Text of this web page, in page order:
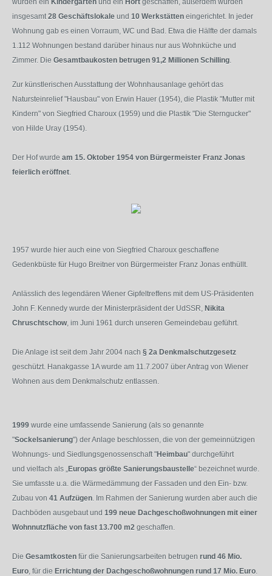
wurden ein Kindergarten und ein Hort geschaffen, außerdem wurden
insgesamt28 Geschäftslokale und 10 Werkstätten eingerichtet. In jeder
Wohnung gab es einen Vorraum, WC und Bad. Etwa die Hälfte der damals
1.112 Wohnungen bestand darüber hinaus nur aus Wohnküche und
Zimmer. Die Gesamtbaukosten betrugen 91,2 Millionen Schilling.
Zur künstlerischen Ausstattung der Wohnhausanlage gehört das
Natursteinrelief "Hausbau" von Erwin Hauer (1954), die Plastik "Mutter mit
Kindern" von Siegfried Charoux (1959) und die Plastik "Die Sterngucker"
von Hilde Uray (1954).
Der Hof wurde am 15. Oktober 1954 von Bürgermeister Franz Jonas
feierlich eröffnet.
1957 wurde hier auch eine von Siegfried Charoux geschaffene
Gedenkbüste für Hugo Breitner von Bürgermeister Franz Jonas enthüllt.
Anlässlich des legendären Wiener Gipfeltreffens mit dem US-Präsidenten
John F. Kennedy wurde der Ministerpräsident der UdSSR, Nikita
Chruschtschow, im Juni 1961 durch unseren Gemeindebau geführt.
Die Anlage ist seit dem Jahr 2004 nach § 2a Denkmalschutzgesetz
geschützt. Hanakgasse 1A wurde am 11.7.2007 über Antrag von Wiener
Wohnen aus dem Denkmalschutz entlassen.
1999 wurde eine umfassende Sanierung (als so genannte
"Sockelsanierung") der Anlage beschlossen, die von der gemeinnützigen
Wohnungs- und Siedlungsgenossenschaft "Heimbau" durchgeführt
und vielfach als „Europas größte Sanierungsbaustelle“ bezeichnet wurde.
Sie umfasste u.a. die Wärmedämmung der Fassaden und den Ein- bzw.
Zubau von 41 Aufzügen. Im Rahmen der Sanierung wurden aber auch die
Dachböden ausgebaut und 199 neue Dachgeschoßwohnungen mit einer
Wohnnutzfläche von fast 13.700 m2 geschaffen.
Die Gesamtkosten für die Sanierungsarbeiten betrugen rund 46 Mio.
Euro, für die Errichtung der Dachgeschoßwohnungen rund 17 Mio. Euro.